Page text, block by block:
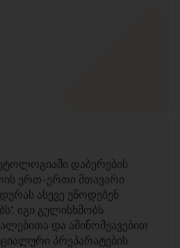
დაბერების
ერთ-ერთი მთავარი
ასევე უწოდებენ
იგი გულისხმობს
და ამინომჟავებით
პრეპარატების